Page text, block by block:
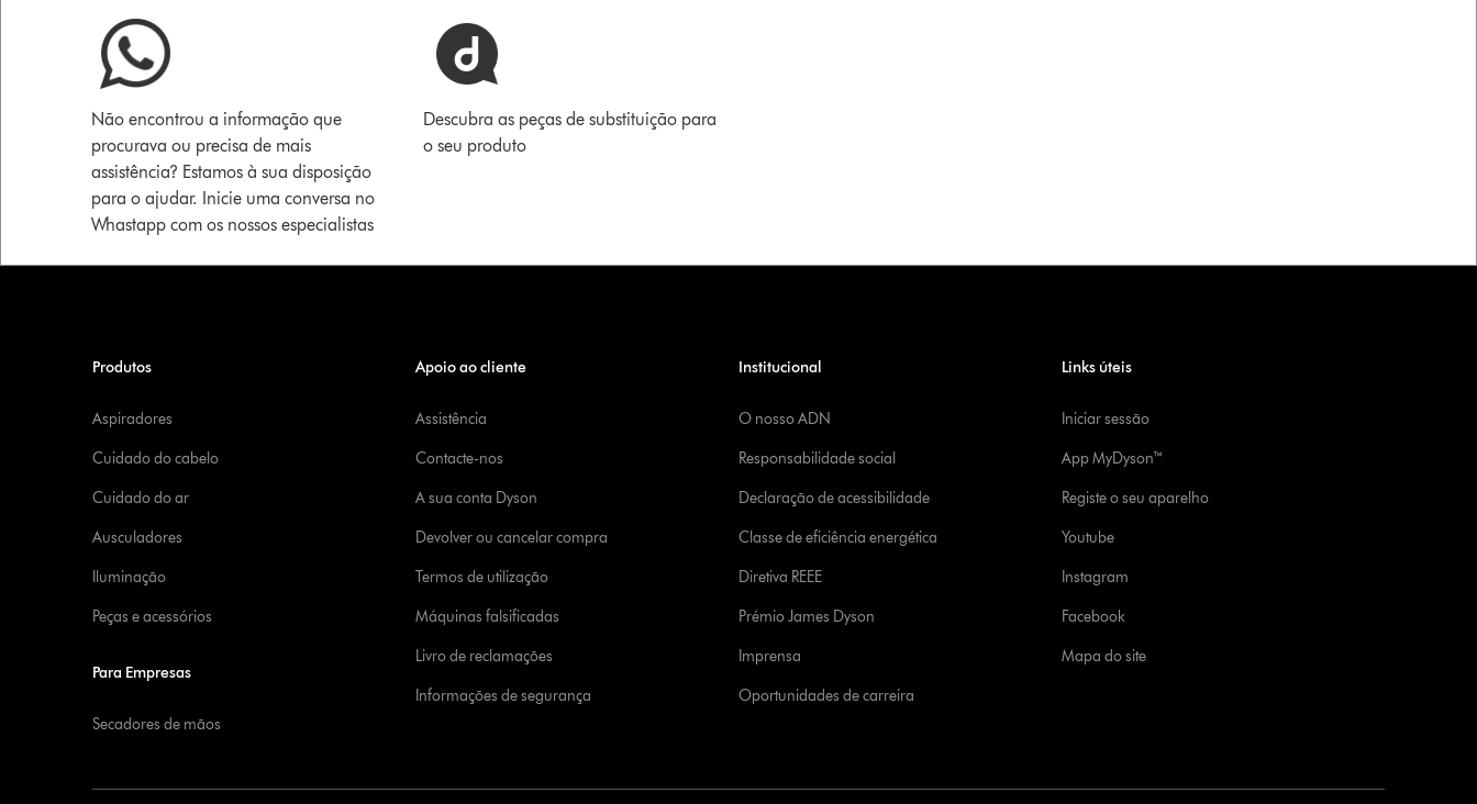
Não encontrou a informação que
procurava ou precisa de mais
assistência? Estamos à sua disposição
para o ajudar. Inicie uma conversa no
Whastapp com os nossos especialistas
Descubra as peças de substituição para
o seu produto
Produtos
Aspiradores
Cuidado do cabelo
Cuidado do ar
Ausculadores
Iluminação
Peças e acessórios
Para Empresas
Secadores de mãos
Apoio ao cliente
Assistência
Contacte-nos
A sua conta Dyson
Devolver ou cancelar compra
Termos de utilização
Máquinas falsificadas
Livro de reclamações
Informações de segurança
Institucional
O nosso ADN
Responsabilidade social
Declaração de acessibilidade
Classe de eficiência energética
Diretiva REEE
Prémio James Dyson
Imprensa
Oportunidades de carreira
Links úteis
Iniciar sessão
App MyDyson™
Registe o seu aparelho
Youtube
Instagram
Facebook
Mapa do site